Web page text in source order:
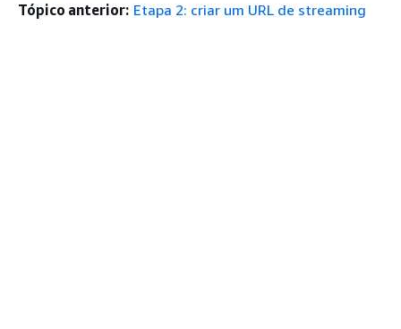
Tópico anterior: Etapa 2: criar um URL de streaming